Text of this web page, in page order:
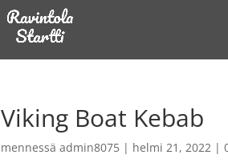
Viking Boat Kebab
mennessäadmin8075 | helmi 21, 2022 |